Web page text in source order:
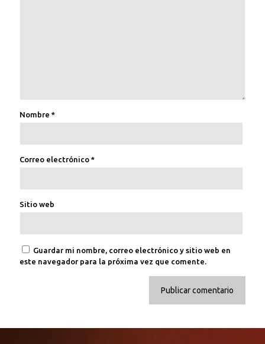
Nombre *
Correo electrónico *
Sitio web
Guardar mi nombre, correo electrónico y sitio web en
este navegador para la próxima vez que comente.